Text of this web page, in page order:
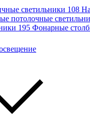
светильники 108
потолочные
195 Фонарные